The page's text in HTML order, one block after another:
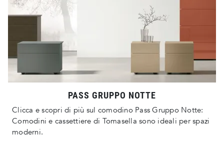
PASS GRUPPO NOTTE
Clicca e scopri di più sul comodino Pass Gruppo Notte:
Comodini e cassettiere di Tomasella sono ideali per spazi
moderni.